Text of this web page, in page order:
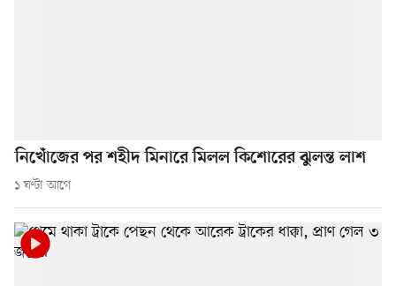
নিখোঁজের পর শহীদ মিনারে মিলল কিশোরের ঝুলন্ত লাশ
১ ঘণ্টা আগে